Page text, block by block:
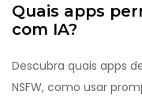
Quais apps
com IA?
Descubra quais apps
NSFW, como usar